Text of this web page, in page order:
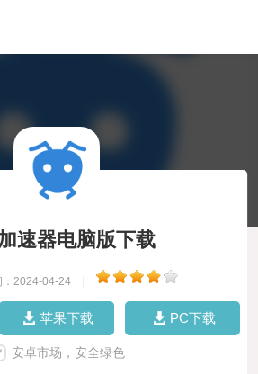
速器电脑版下载
：2024-04-24
苹果下载 PC下载
安卓市场，安全绿色